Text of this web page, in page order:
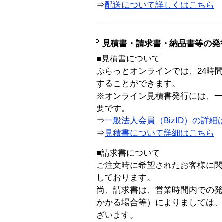
⇒配送について詳しくはこちら
見積書・請求書・納品書等の
■見積書について
ぷらっとオンラインでは、24時
することができます。
※オンライン見積書発行には、
要です。
⇒一般法人会員（BizID）の詳細
⇒ 見積書について詳細はこちら
■請求書について
ご注文時に希望されたお客様に
しております。
尚、請求書は、営業時間内での
かかる場合等）によりましては
ざいます。